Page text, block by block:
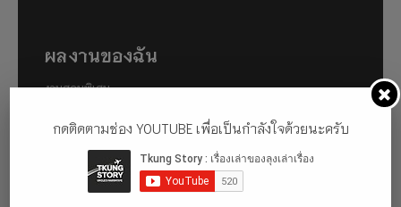
ผลงานของฉัน
งานสอนพิเศษ
รับดูแลเว็บไซต์
รับทำ SEO
กดติดตามช่อง YOUTUBE เพื่อเป็นกำลังใจด้วยนะครับ